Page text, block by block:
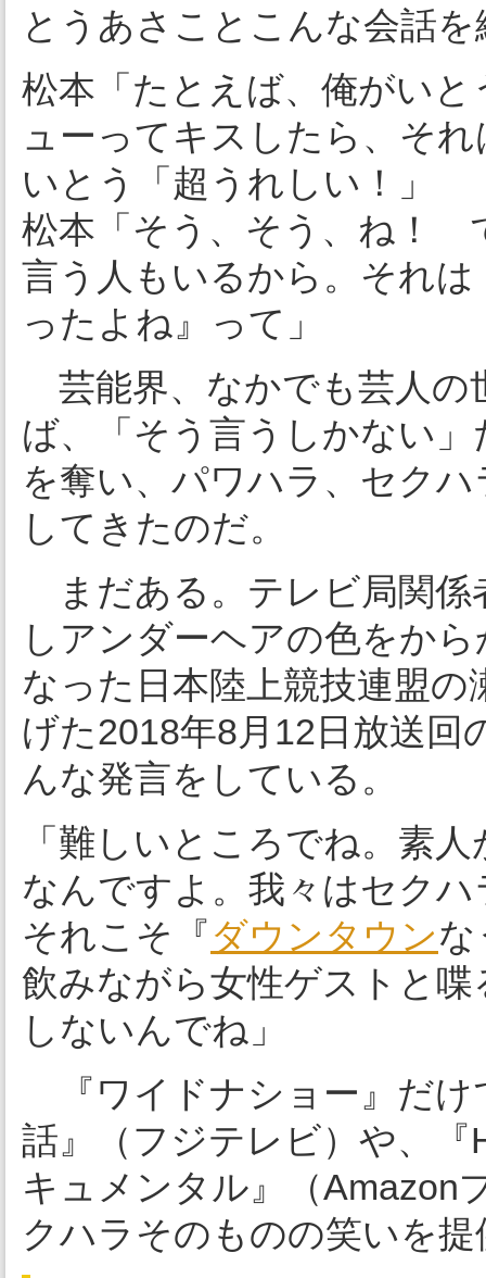
とうあさことこんな会話
松本「たとえば、俺がい
ューってキスしたら、そ
いとう「超うれしい！」
松本「そう、そう、ね！
言う人もいるから。それ
ったよね』って」
芸能界、なかでも芸人の
ば、「そう言うしかない
を奪い、パワハラ、セク
してきたのだ。
まだある。テレビ局関係
しアンダーヘアの色をか
なった日本陸上競技連盟
げた2018年8月12日放送回
んな発言をしている。
「難しいところでね。素
なんですよ。我々はセク
それこそ『ダウンタウン
飲みながら女性ゲストと
しないんでね」
『ワイドナショー』だけ
話』（フジテレビ）や、『
キュメンタル』（Amazon
クハラそのものの笑いを